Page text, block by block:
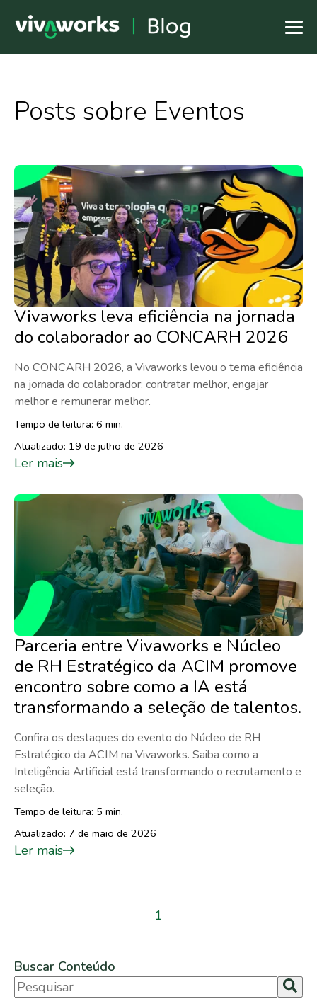
Posts sobre Eventos
Vivaworks leva eficiência na jornada
do colaborador ao CONCARH 2026
No CONCARH 2026, a Vivaworks levou o tema eficiência
na jornada do colaborador: contratar melhor, engajar
melhor e remunerar melhor.
Tempo de leitura: 6 min.
Atualizado: 19 de julho de 2026
Ler mais
Parceria entre Vivaworks e Núcleo
de RH Estratégico da ACIM promove
encontro sobre como a IA está
transformando a seleção de talentos.
Confira os destaques do evento do Núcleo de RH
Estratégico da ACIM na Vivaworks. Saiba como a
Inteligência Artificial está transformando o recrutamento e
seleção.
Tempo de leitura: 5 min.
Atualizado: 7 de maio de 2026
Ler mais
1
Buscar Conteúdo